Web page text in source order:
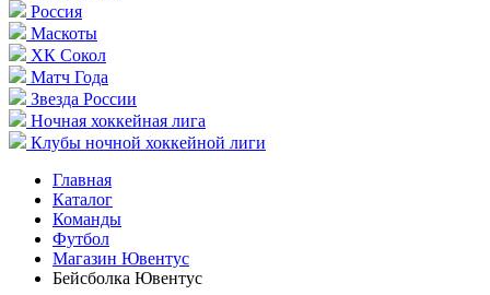
Россия
Маскоты
ХК Сокол
Матч Года
Звезда России
Ночная хоккейная лига
Клубы ночной хоккейной лиги
Главная
Каталог
Команды
Футбол
Магазин Ювентус
Бейсболка Ювентус